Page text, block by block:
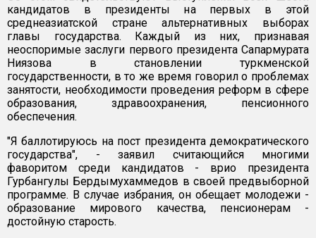
кандидатов в президенты на первых в этой
среднеазиатской стране альтернативных выборах
главы государства. Каждый из них, признавая
неоспоримые заслуги первого президента Сапармурата
Ниязова в становлении туркменской
государственности, в то же время говорил о проблемах
занятости, необходимости проведения реформ в сфере
образования, здравоохранения, пенсионного
обеспечения.
"Я баллотируюсь на пост президента демократического
государства", - заявил считающийся многими
фаворитом среди кандидатов - врио президента
Гурбангулы Бердымухаммедов в своей предвыборной
программе. В случае избрания, он обещает молодежи -
образование мирового качества, пенсионерам -
достойную старость.